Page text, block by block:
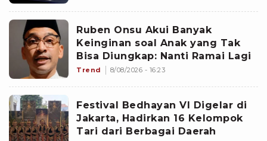
Ruben Onsu Akui Banyak
Keinginan soal Anak yang Tak
Bisa Diungkap: Nanti Ramai Lagi
Trend 8/08/2026 - 16:23
Festival Bedhayan VI Digelar di
Jakarta, Hadirkan 16 Kelompok
Tari dari Berbagai Daerah